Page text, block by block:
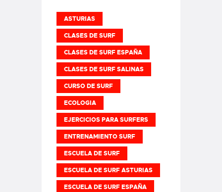
ASTURIAS
CLASES DE SURF
CLASES DE SURF ESPAÑA
CLASES DE SURF SALINAS
CURSO DE SURF
ECOLOGIA
EJERCICIOS PARA SURFERS
ENTRENAMIENTO SURF
ESCUELA DE SURF
ESCUELA DE SURF ASTURIAS
ESCUELA DE SURF ESPAÑA